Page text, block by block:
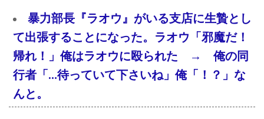
暴力部長『ラオウ』がいる支店に生贄とし
て出張することになった。ラオウ「邪魔だ！
帰れ！」俺はラオウに殴られた → 俺の同
行者「…待っていて下さいね」俺「！？」な
んと。